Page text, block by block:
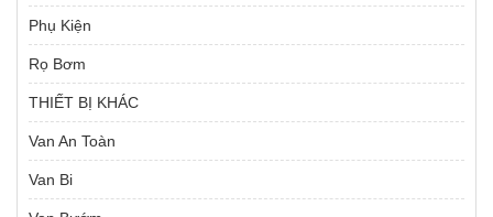
Phụ Kiện
Rọ Bơm
THIẾT BỊ KHÁC
Van An Toàn
Van Bi